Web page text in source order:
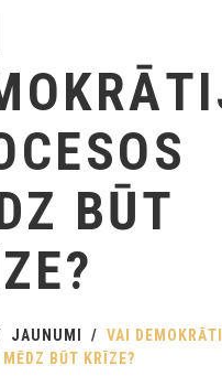
BŪT
JAUNUMI
VAI
MĒDZ BŪT KRĪZE?